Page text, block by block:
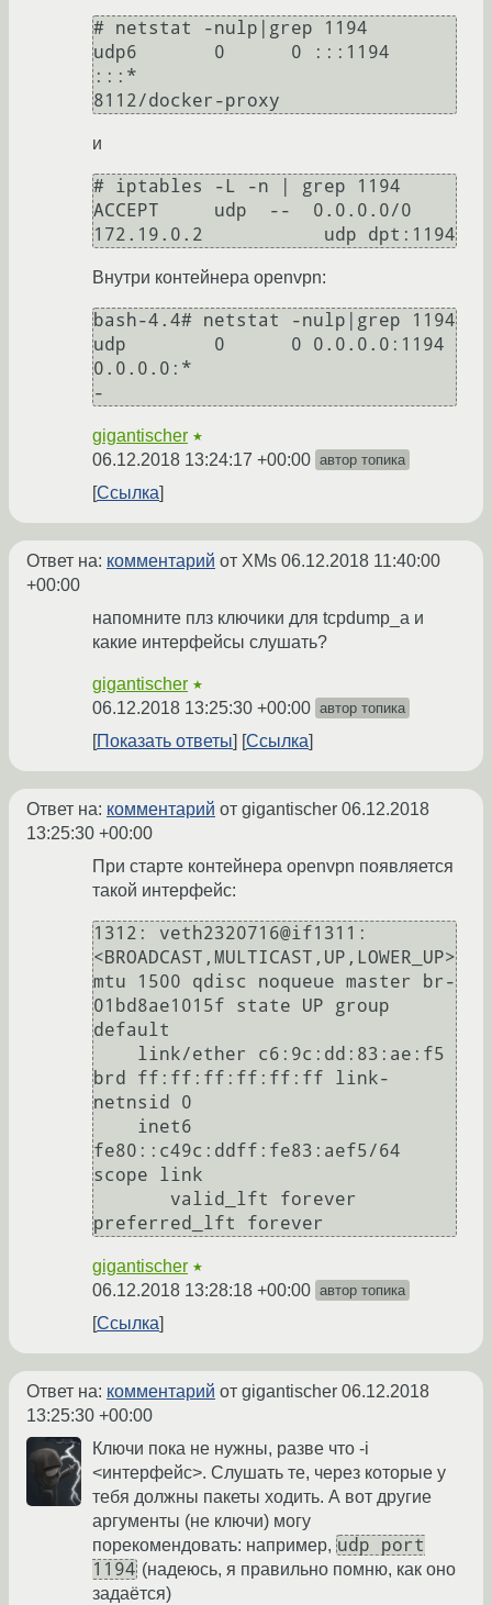
# netstat -nulp|grep 1194
udp6       0      0 :::1194
:::*
и
# iptables -L -n | grep 1194
ACCEPT     udp  --  0.0.0.0/0
Внутри контейнера openvpn:
bash-4.4# netstat -nulp|grep 1194
udp        0      0 0.0.0.0:1194
0.0.0.0:*
gigantischer ★
06.12.2018 13:24:17 +00:00 автор топика
Ссылка
Ответ на: комментарий от XMs 06.12.2018 11:40:00
+00:00
напомните плз ключики для tcpdump_a и
какие интерфейсы слушать?
gigantischer ★
06.12.2018 13:25:30 +00:00 автор топика
Показать ответы Ссылка
Ответ на: комментарий от gigantischer 06.12.2018
13:25:30 +00:00
При старте контейнера openvpn появляется
такой интерфейс:
1312: veth2320716@if1311:
<BROADCAST,MULTICAST,UP,LOWER_UP>
mtu 1500 qdisc noqueue master br-
01bd8ae1015f state UP group
default
brd ff:ff:ff:ff:ff:ff link-
netnsid 0
fe80::c49c:ddff:fe83:aef5/64
scope link
gigantischer ★
06.12.2018 13:28:18 +00:00 автор топика
Ссылка
Ответ на: комментарий от gigantischer 06.12.2018
13:25:30 +00:00
Ключи пока не нужны, разве что -i
<интерфейс>. Слушать те, через которые у
тебя должны пакеты ходить. А вот другие
аргументы (не ключи) могу
порекомендовать: например, udp port
1194 (надеюсь, я правильно помню, как оно
задаётся)